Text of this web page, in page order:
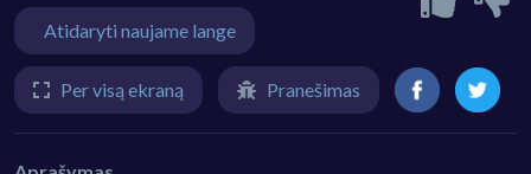
Atidaryti naujame lange
Per visą ekraną Pranešimas